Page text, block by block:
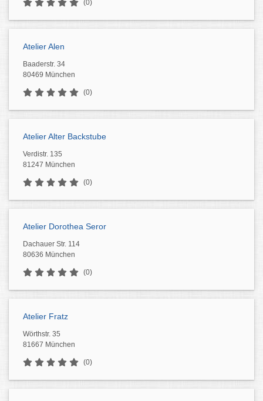
(0)
Atelier Alen
Baaderstr. 34
80469 München
(0)
Atelier Alter Backstube
Verdistr. 135
81247 München
(0)
Atelier Dorothea Seror
Dachauer Str. 114
80636 München
(0)
Atelier Fratz
Wörthstr. 35
81667 München
(0)